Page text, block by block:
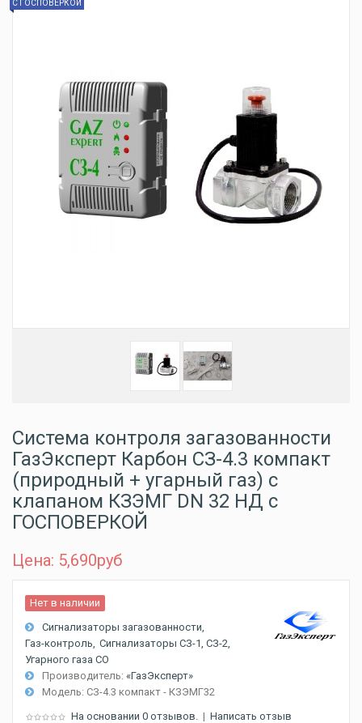
С ГОСПОВЕРКОЙ
Система контроля загазованности
ГазЭксперт Карбон СЗ-4.3 компакт
(природный + угарный газ) с
клапаном КЗЭМГ DN 32 НД с
ГОСПОВЕРКОЙ
Цена: 5,690руб
Нет в наличии
Сигнализаторы загазованности
Газ-контроль Сигнализаторы СЗ-1, СЗ-2
Угарного газа CO
Производитель: «ГазЭксперт»
Модель: СЗ-4.3 компакт - КЗЭМГ32
На основании 0 отзывов. | Написать отзыв